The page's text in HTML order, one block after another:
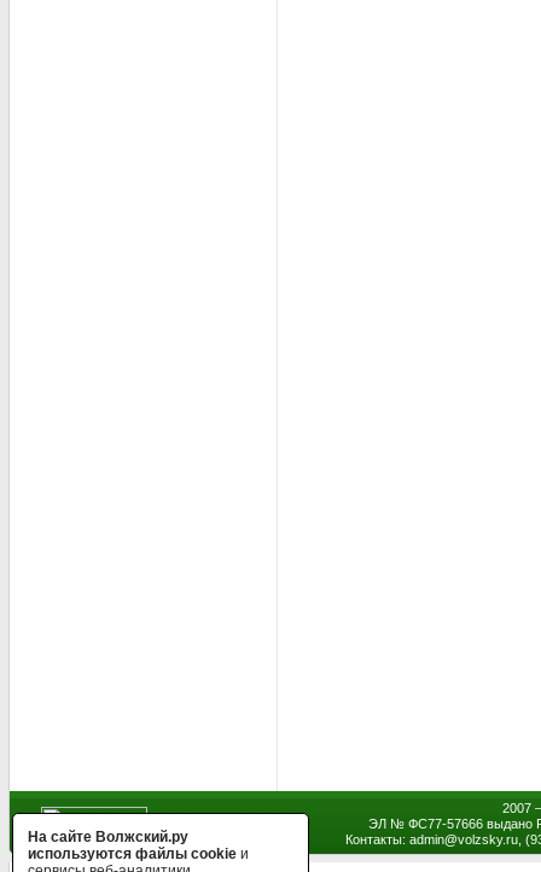
2007
ЭЛ № ФС77-57666 выдано
Контакты: admin@volzsky.ru,
На сайте Волжский.ру
используются файлы cookie и